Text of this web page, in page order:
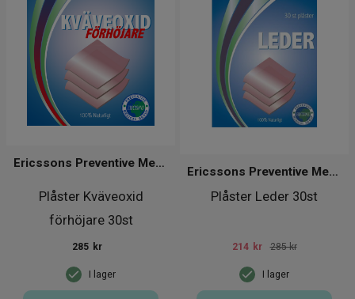
Plåster Kväveoxid
förhöjare 30st
Ericssons Preventive Medical Group
I lager
285 kr
Plåster Leder 30st
Ericssons Preventive Medical Group
I lager
214 kr 285 kr